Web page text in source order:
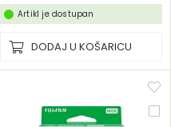
Artikl je dostupan
DODAJ U KOŠARICU